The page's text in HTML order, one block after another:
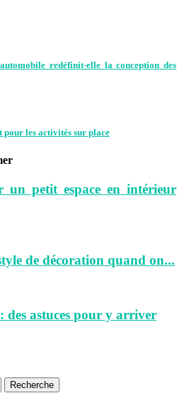
redéfinit-elle la conception des
les activités sur place
un petit espace en intérieur
de décoration quand on...
des astuces pour y arriver